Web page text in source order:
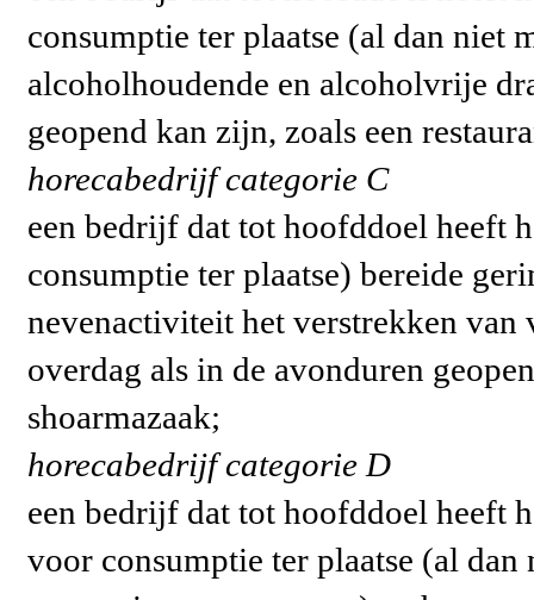
consumptie ter plaatse (al dan niet
alcoholhoudende en alcoholvrije
geopend kan zijn, zoals een
horecabedrijf categorie C
een bedrijf dat tot hoofddoel heeft
consumptie ter plaatse) bereide
nevenactiviteit het verstrekken
overdag als in de avonduren
shoarmazaak;
horecabedrijf categorie D
een bedrijf dat tot hoofddoel heeft
voor consumptie ter plaatse (al